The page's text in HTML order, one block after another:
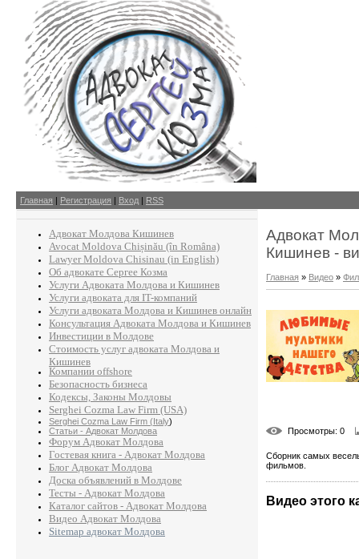
Главная | Регистрация | Вход | RSS
Адвокат Молдова Кишинев
Avocat Moldova Chișinău (în Româna)
Lawyer Moldova Chisinau (in English)
Об адвокате Сергее Козма
Услуги Адвоката Молдова и Кишинев
Услуги адвоката для IT-компаний
Услуги адвоката Молдова и Кишинев онлайн
Консультация Адвоката Молдова и Кишинев
Инвестиции в Молдове
Стоимость услуг адвоката Молдова и
Кишинев
Компании offshore
Безопасность бизнеса
Кодексы, Законы Молдовы
Serghei Cozma Law Firm (USA)
Serghei Cozma Law Firm (Italy)
Статьи - Адвокат Молдова
Форум Адвокат Молдова
Гостевая книга - Адвокат Молдова
Блог Адвокат Молдова
Доска объявлений в Молдове
Тесты - Адвокат Молдова
Каталог сайтов - Адвокат Молдова
Видео Адвокат Молдова
Sitemap адвокат Молдова
Адвокат
Кишинев -
Главная » Видео »
Просмотры: 0
Сборник самых
фильмов.
Видео этого